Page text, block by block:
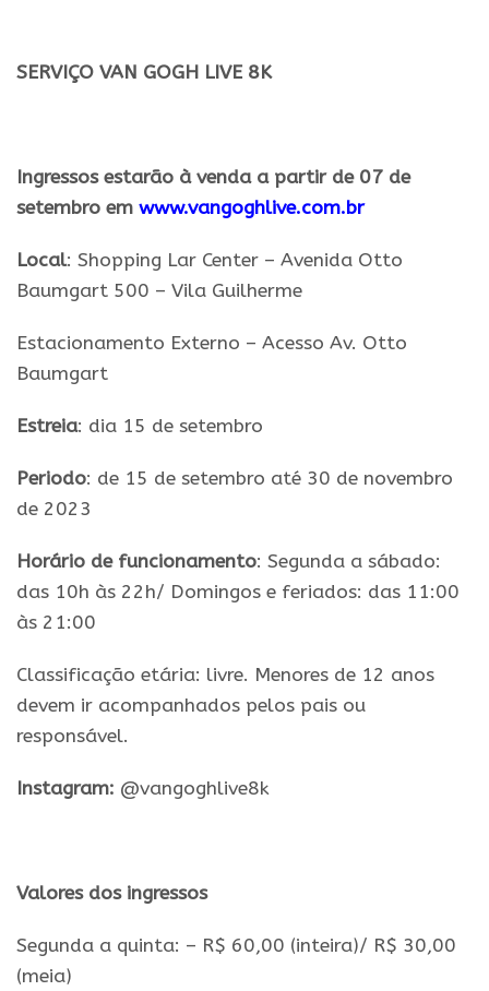
SERVIÇO VAN GOGH LIVE 8K
Ingressos estarão à venda a partir de 07 de
setembro em www.vangoghlive.com.br
Local: Shopping Lar Center – Avenida Otto
Baumgart 500 – Vila Guilherme
Estacionamento Externo – Acesso Av. Otto
Baumgart
Estreia: dia 15 de setembro
Periodo: de 15 de setembro até 30 de novembro
de 2023
Horário de funcionamento: Segunda a sábado:
das 10h às 22h/ Domingos e feriados: das 11:00
às 21:00
Classificação etária: livre. Menores de 12 anos
devem ir acompanhados pelos pais ou
responsável.
Instagram: @vangoghlive8k
Valores dos ingressos
Segunda a quinta: – R$ 60,00 (inteira)/ R$ 30,00
(meia)